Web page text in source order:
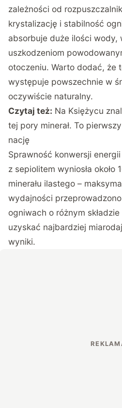
zależności od
krystalizację i stabilność
absorbuje duże ilości wody,
uszkodzeniom
otoczeniu. Warto dodać, że
występuje powszechnie w
oczywiście naturalny.
Czytaj też: Na Księżycu
tej pory minerał. To
nację
Sprawność konwersji
z sepiolitem wyniosła około
minerału ilastego –
wydajności
ogniwach o różnym
uzyskać najbardziej
wyniki.